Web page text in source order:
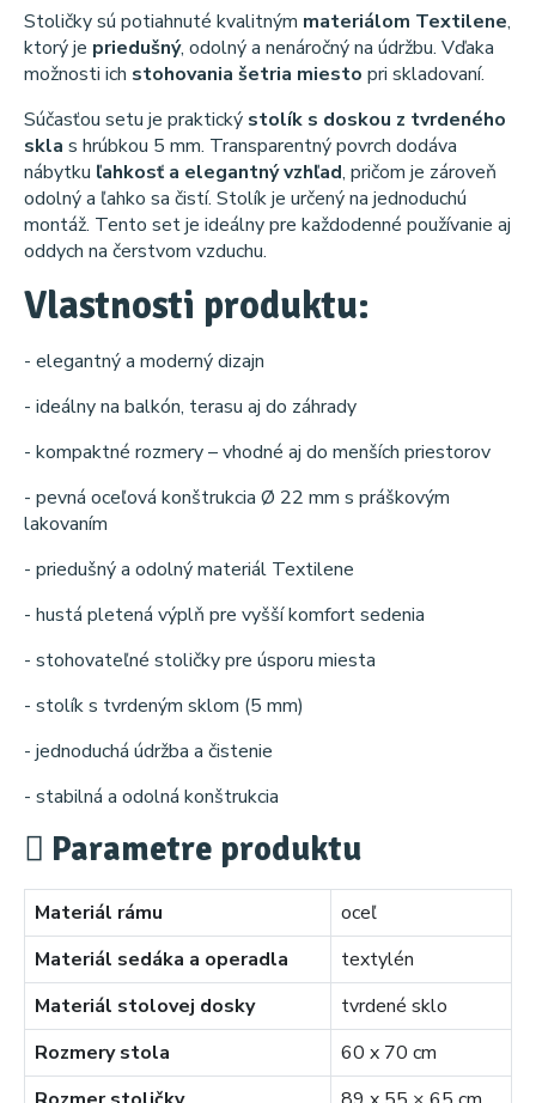
Stoličky sú potiahnuté kvalitným materiálom Textilene,
ktorý je priedušný, odolný a nenáročný na údržbu. Vďaka
možnosti ich stohovania šetria miesto pri skladovaní.
Súčasťou setu je praktický stolík s doskou z tvrdeného
skla s hrúbkou 5 mm. Transparentný povrch dodáva
nábytku ľahkosť a elegantný vzhľad, pričom je zároveň
odolný a ľahko sa čistí. Stolík je určený na jednoduchú
montáž. Tento set je ideálny pre každodenné používanie aj
oddych na čerstvom vzduchu.
Vlastnosti produktu:
- elegantný a moderný dizajn
- ideálny na balkón, terasu aj do záhrady
- kompaktné rozmery – vhodné aj do menších priestorov
- pevná oceľová konštrukcia Ø 22 mm s práškovým
lakovaním
- priedušný a odolný materiál Textilene
- hustá pletená výplň pre vyšší komfort sedenia
- stohovateľné stoličky pre úsporu miesta
- stolík s tvrdeným sklom (5 mm)
- jednoduchá údržba a čistenie
- stabilná a odolná konštrukcia
Parametre produktu
Materiál rámu
oceľ
Materiál sedáka a operadla
textylén
Materiál stolovej dosky
tvrdené sklo
Rozmery stola
60 x 70 cm